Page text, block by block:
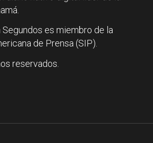
Segundos es miembro de la
de Prensa (SIP).
reservados.